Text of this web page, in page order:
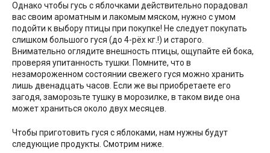
Однако чтобы гусь с яблочками действительно порадовал
вас своим ароматным и лакомым мяском, нужно с умом
подойти к выбору птицы при покупке! Не следует покупать
слишком большого гуся (до 4-рёх кг.!) и старого.
Внимательно оглядите внешность птицы, ощупайте ей бока,
проверяя упитанность тушки. Помните, что в
незамороженном состоянии свежего гуся можно хранить
лишь двенадцать часов. Если же вы приобретаете его
загодя, заморозьте тушку в морозилке, в таком виде она
может храниться около двух месяцев.
Чтобы приготовить гуся с яблоками, нам нужны будут
следующие продукты. Смотрим ниже.